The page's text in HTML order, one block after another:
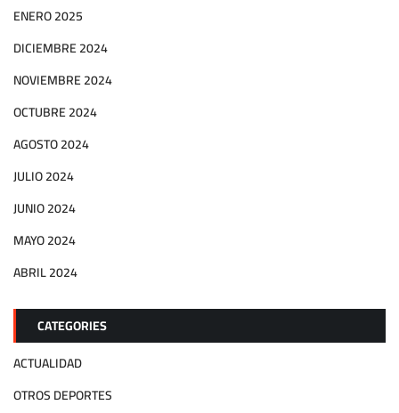
ENERO 2025
DICIEMBRE 2024
NOVIEMBRE 2024
OCTUBRE 2024
AGOSTO 2024
JULIO 2024
JUNIO 2024
MAYO 2024
ABRIL 2024
CATEGORIES
ACTUALIDAD
OTROS DEPORTES